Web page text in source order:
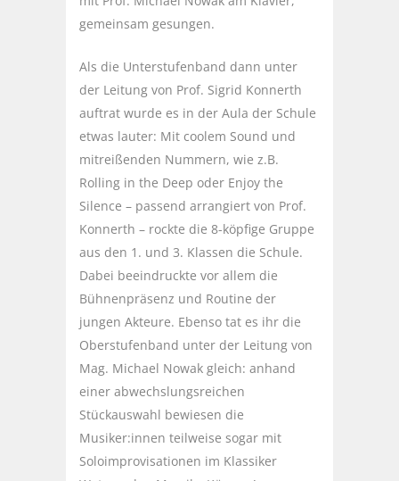
gemeinsam gesungen.
Als die Unterstufenband dann unter
der Leitung von Prof. Sigrid Konnerth
auftrat wurde es in der Aula der Schule
etwas lauter: Mit coolem Sound und
mitreißenden Nummern, wie z.B.
Rolling in the Deep oder Enjoy the
Silence – passend arrangiert von Prof.
Konnerth – rockte die 8-köpfige Gruppe
aus den 1. und 3. Klassen die Schule.
Dabei beeindruckte vor allem die
Bühnenpräsenz und Routine der
jungen Akteure. Ebenso tat es ihr die
Oberstufenband unter der Leitung von
Mag. Michael Nowak gleich: anhand
einer abwechslungsreichen
Stückauswahl bewiesen die
Musiker:innen teilweise sogar mit
Soloimprovisationen im Klassiker